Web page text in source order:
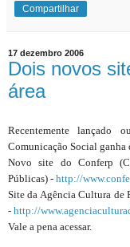
Compartilhar
17 dezembro 2006
Dois novos
área
Recentemente lançado
Comunicação Social ganha
Novo site do Conferp
Públicas) - http://
Site da Agência Cultura de
- http://
Vale a pena acessar.